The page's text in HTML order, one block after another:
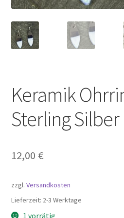
Keramik
Sterling Silber
12,00 €
zzgl. Versandkosten
Lieferzeit: 2-3 Werktage
1 vorrätig